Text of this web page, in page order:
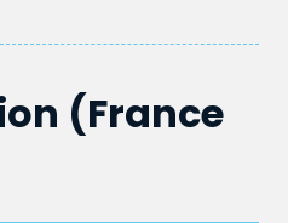
(France